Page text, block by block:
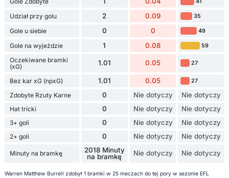
Udział przy golu 2 0.09 35
Gole u siebie 0 0 49
Gole na wyjeździe 1 0.08 59
Oczekiwane bramki
(xG)
1.01 0.05 27
Bez kar xG (npxG) 1.01 0.05 27
Zdobyte Rzuty Karne 0 Nie dotyczy Nie dotyczy
Hat tricki 0 Nie dotyczy Nie dotyczy
3+ goli 0 Nie dotyczy Nie dotyczy
2+ goli 0 Nie dotyczy Nie dotyczy
Minuty na bramkę
2018 Minuty
na bramkę
Nie dotyczy Nie dotyczy
Warren Matthew Burrell zdobył 1 bramki w 25 meczach do tej pory w sezonie EFL